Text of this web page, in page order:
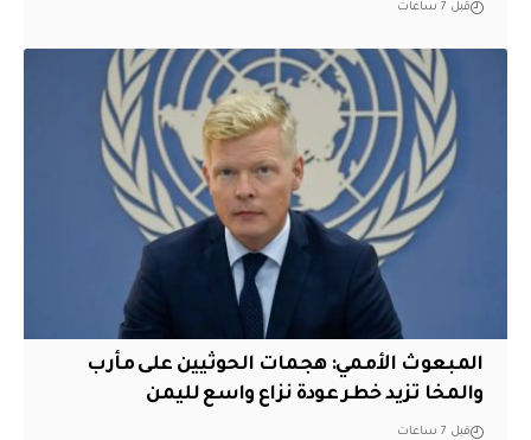
قبل 7 ساعات
المبعوث الأممي: هجمات الحوثيين على مأرب
والمخا تزيد خطر عودة نزاع واسع لليمن
قبل 7 ساعات